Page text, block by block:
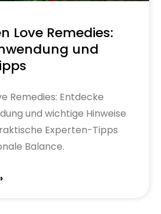
Love Remedies:
und
Remedies: Entdecke
und wichtige Hinweise
Experten-Tipps
Balance.